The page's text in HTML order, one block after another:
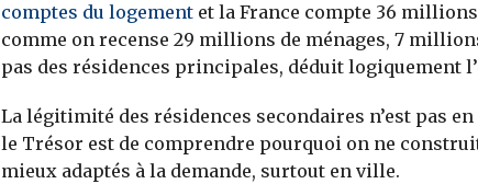
comptes du logementet la France compte 36
comme on recense 29 millions de ménages, 7
pas des résidences principales, déduit logiquement
La légitimité des résidences secondaires n’est pas
le Trésor est de comprendre pourquoi on ne
mieux adaptés à la demande, surtout en ville.